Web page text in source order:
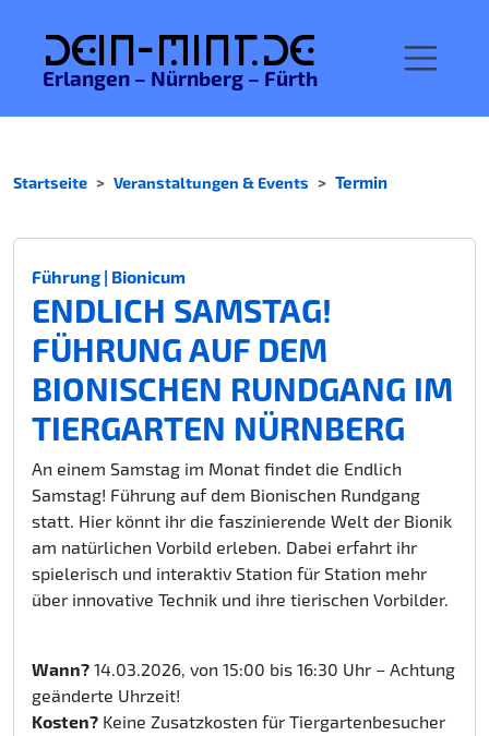
Dein-MINT.de
Erlangen – Nürnberg – Fürth
Startseite Veranstaltungen & Events Termin
Führung | Bionicum
ENDLICH SAMSTAG!
FÜHRUNG AUF DEM
BIONISCHEN RUNDGANG IM
TIERGARTEN NÜRNBERG
An einem Samstag im Monat findet die Endlich
Samstag! Führung auf dem Bionischen Rundgang
statt. Hier könnt ihr die faszinierende Welt der Bionik
am natürlichen Vorbild erleben. Dabei erfahrt ihr
spielerisch und interaktiv Station für Station mehr
über innovative Technik und ihre tierischen Vorbilder.
Wann? 14.03.2026, von 15:00 bis 16:30 Uhr – Achtung
geänderte Uhrzeit!
Kosten? Keine Zusatzkosten für Tiergartenbesucher